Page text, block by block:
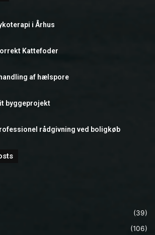
i Århus
Kattefoder
af hælspore
byggeprojekt
rådgivning ved boligkøb
(39)
(106)